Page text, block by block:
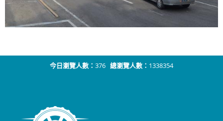
今日瀏覽人數： 376 總瀏覽人數： 1338354